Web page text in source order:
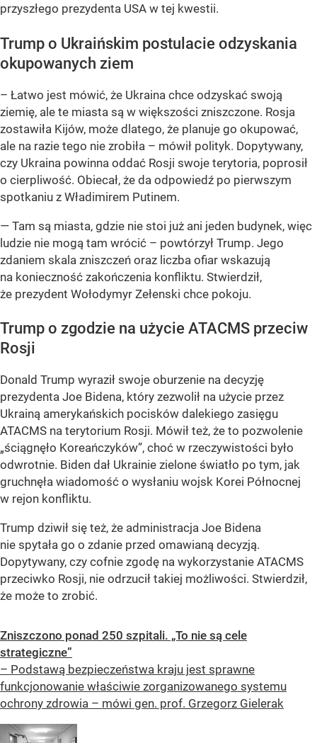
przyszłego prezydenta USA w tej kwestii.
Trump o Ukraińskim postulacie odzyskania
okupowanych ziem
– Łatwo jest mówić, że Ukraina chce odzyskać swoją
ziemię, ale te miasta są w większości zniszczone. Rosja
zostawiła Kijów, może dlatego, że planuje go okupować,
ale na razie tego nie zrobiła – mówił polityk. Dopytywany,
czy Ukraina powinna oddać Rosji swoje terytoria, poprosił
o cierpliwość. Obiecał, że da odpowiedź po pierwszym
spotkaniu z Władimirem Putinem.
— Tam są miasta, gdzie nie stoi już ani jeden budynek, więc
ludzie nie mogą tam wrócić – powtórzył Trump. Jego
zdaniem skala zniszczeń oraz liczba ofiar wskazują
na konieczność zakończenia konfliktu. Stwierdził,
że prezydent Wołodymyr Zełenski chce pokoju.
Trump o zgodzie na użycie ATACMS przeciw
Rosji
Donald Trump wyraził swoje oburzenie na decyzję
prezydenta Joe Bidena, który zezwolił na użycie przez
Ukrainą amerykańskich pocisków dalekiego zasięgu
ATACMS na terytorium Rosji. Mówił też, że to pozwolenie
„ściągnęło Koreańczyków”, choć w rzeczywistości było
odwrotnie. Biden dał Ukrainie zielone światło po tym, jak
gruchnęła wiadomość o wysłaniu wojsk Korei Północnej
w rejon konfliktu.
Trump dziwił się też, że administracja Joe Bidena
nie spytała go o zdanie przed omawianą decyzją.
Dopytywany, czy cofnie zgodę na wykorzystanie ATACMS
przeciwko Rosji, nie odrzucił takiej możliwości. Stwierdził,
że może to zrobić.
Zniszczono ponad 250 szpitali. „To nie są cele
strategiczne”
– Podstawą bezpieczeństwa kraju jest sprawne
funkcjonowanie właściwie zorganizowanego systemu
ochrony zdrowia – mówi gen. prof. Grzegorz Gielerak